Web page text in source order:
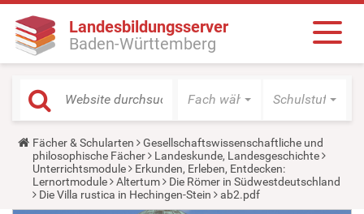
Landesbildungsserver
Baden-Württemberg
Fach wählen Schulstufe
Y
o
u
a
r
e
Fächer & Schularten
Gesellschaftswissenschaftliche und
philosophische Fächer
Landeskunde, Landesgeschichte
Unterrichtsmodule
Erkunden, Erleben, Entdecken:
Lernortmodule
Altertum
Die Römer in Südwestdeutschland
Die Villa rustica in Hechingen-Stein
ab2.pdf